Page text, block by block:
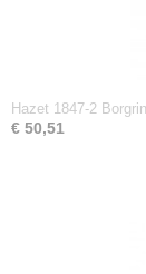
Hazet 1847-2
€ 50,51